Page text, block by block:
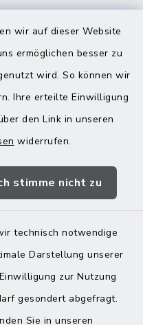
wir auf dieser Website
ermöglichen besser zu
wird. So können wir
Ihre erteilte Einwilligung
den Link in unseren
widerrufen.
stimme nicht zu
technisch notwendige
Darstellung unserer
zur Nutzung
gesondert abgefragt.
Sie in unseren